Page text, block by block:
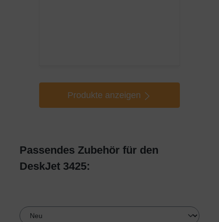
Produkte anzeigen
Passendes Zubehör für den
DeskJet 3425: